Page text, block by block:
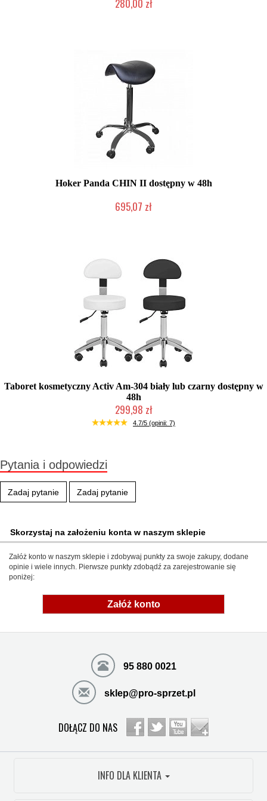
280,00 zł
Hoker Panda CHIN II dostępny w 48h
695,07 zł
Taboret kosmetyczny Activ Am-304 biały lub czarny dostępny w
48h
299,98 zł
Chwilowo niedostępny
4.7/5 (opinii: 7)
Pytania i odpowiedzi
Zadaj pytanie Zadaj pytanie
Skorzystaj na założeniu konta w naszym sklepie
Załóż konto w naszym sklepie i zdobywaj punkty za swoje zakupy, dodane
opinie i wiele innych. Pierwsze punkty zdobądź za zarejestrowanie się
poniżej:
Załóż konto
95 880 0021
sklep@pro-sprzet.pl
DOŁĄCZ DO NAS
INFO DLA KLIENTA